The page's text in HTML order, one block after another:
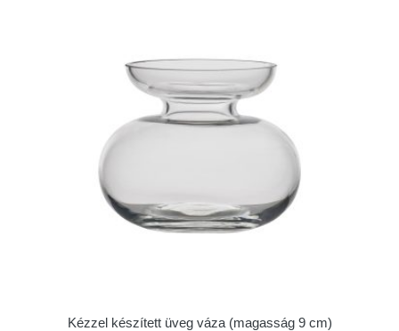
Kézzel készített üveg váza (magasság 9 cm)